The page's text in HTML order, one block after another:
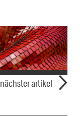
nächster artikel